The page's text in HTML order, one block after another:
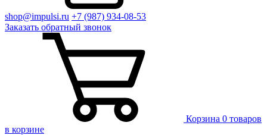
shop@impulsi.ru +7 (987) 934-08-53
Заказать обратный звонок
Корзина 0 товаров
в корзине